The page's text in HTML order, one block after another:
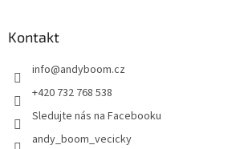
Kontakt
info@andyboom.cz
+420 732 768 538
Sledujte nás na Facebooku
andy_boom_vecicky